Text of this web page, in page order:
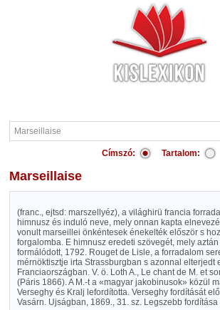
Címszó: Tartalom:
Marseillaise
(franc., ejtsd: marszellyéz), a világhirü francia
himnusz és induló neve, mely onnan kapta
vonult marseillei önkéntesek énekelték először s
forgalomba. E himnusz eredeti szövegét, mely
formálódott, 1792. Rouget de Lisle, a forradalom
mérnöktisztje irta Strassburgban s azonnal elterjedt
Franciaországban. V. ö. Loth A., Le chant de M. et
(Páris 1866). A M.-t a «magyar jakobinusok» közül
Verseghy és Kralj lefordította. Verseghy fordítását
Vasárn. Ujságban, 1869., 31. sz. Legszebb